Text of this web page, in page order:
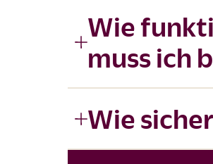
Wie
muss ich
Wie